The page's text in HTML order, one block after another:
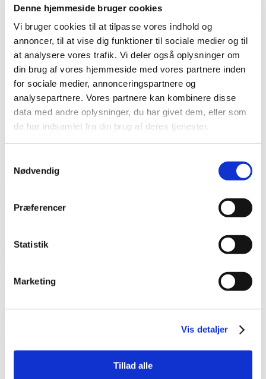
Denne hjemmeside bruger cookies
Vi bruger cookies til at tilpasse vores indhold og
annoncer, til at vise dig funktioner til sociale medier og til
at analysere vores trafik. Vi deler også oplysninger om
din brug af vores hjemmeside med vores partnere inden
for sociale medier, annonceringspartnere og
analysepartnere. Vores partnere kan kombinere disse
data med andre oplysninger, du har givet dem, eller som
de har indsamlet fra din brug af deres tjenester.
Nødvendig
Præferencer
Statistik
Marketing
Vis detaljer
Tillad alle
Om NG
Virksomhedsinformation
Karriere hos os
Salg & Leveringsbetingelser
Kontakt
Kontakt os
Team NG
Menu Menu
0 replies
Skriv en kommentar
Din e-mailadresse vil ikke blive publiceret.
Krævede felter er
Navn *